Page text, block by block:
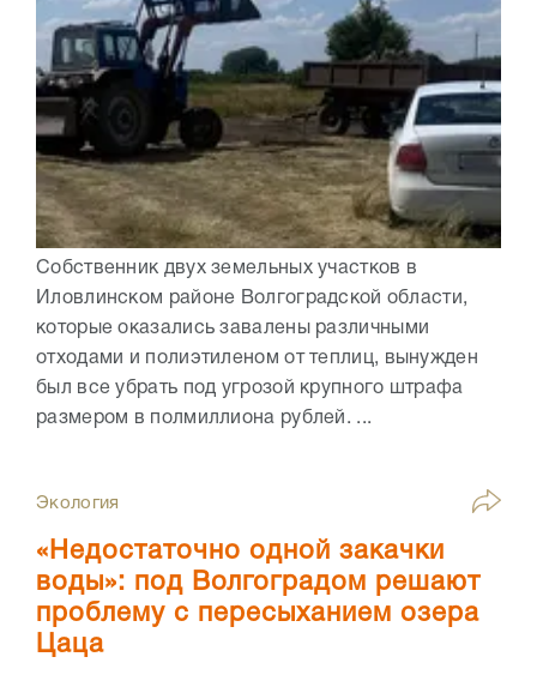
Собственник двух земельных участков в
Иловлинском районе Волгоградской области,
которые оказались завалены различными
отходами и полиэтиленом от теплиц, вынужден
был все убрать под угрозой крупного штрафа
размером в полмиллиона рублей. ...
Экология
«Недостаточно одной закачки
воды»: под Волгоградом решают
проблему с пересыханием озера
Цаца